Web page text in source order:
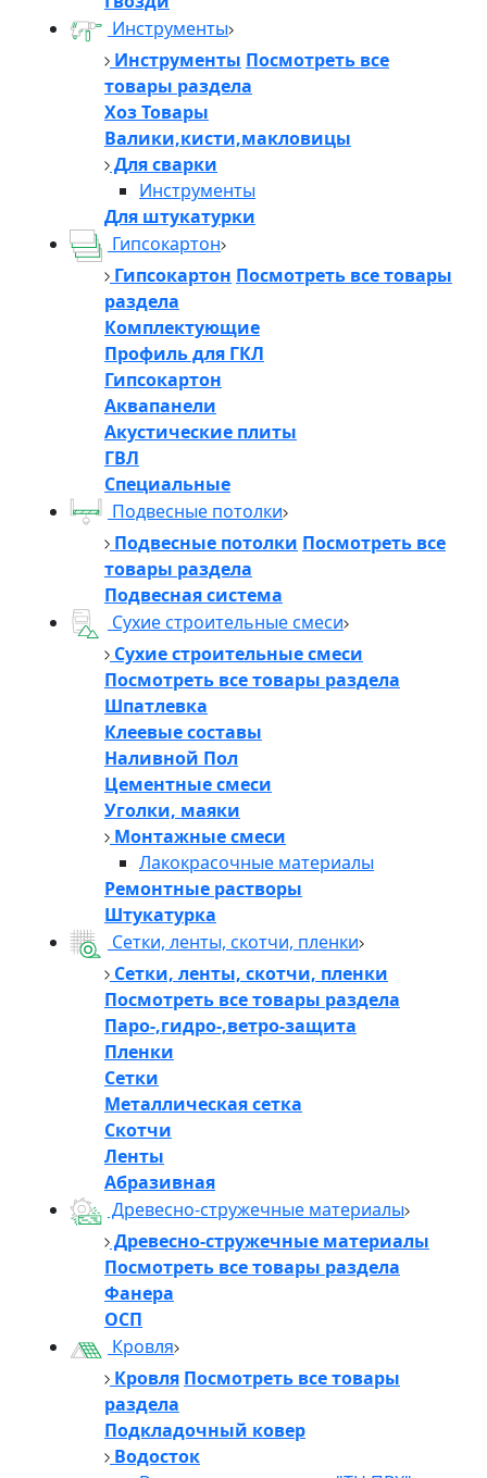
Инструменты
Инструменты Посмотреть все
товары раздела
Хоз Товары
Валики,кисти,макловицы
Для сварки
Инструменты
Для штукатурки
Гипсокартон
Гипсокартон Посмотреть все товары
раздела
Комплектующие
Профиль для ГКЛ
Гипсокартон
Аквапанели
Акустические плиты
ГВЛ
Специальные
Подвесные потолки
Подвесные потолки Посмотреть все
товары раздела
Подвесная система
Сухие строительные смеси
Сухие строительные смеси
Посмотреть все товары раздела
Шпатлевка
Клеевые составы
Наливной Пол
Цементные смеси
Уголки, маяки
Монтажные смеси
Лакокрасочные материалы
Ремонтные растворы
Штукатурка
Сетки, ленты, скотчи, пленки
Сетки, ленты, скотчи, пленки
Посмотреть все товары раздела
Паро-,гидро-,ветро-защита
Пленки
Сетки
Металлическая сетка
Скотчи
Ленты
Абразивная
Древесно-стружечные материалы
Древесно-стружечные материалы
Посмотреть все товары раздела
Фанера
ОСП
Кровля
Кровля Посмотреть все товары
раздела
Подкладочный ковер
Водосток